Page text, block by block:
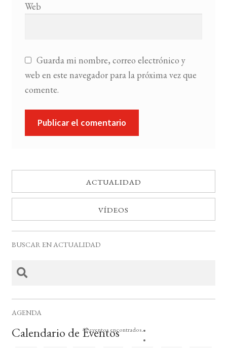
Web
Guarda mi nombre, correo electrónico y
web en este navegador para la próxima vez que
comente.
ACTUALIDAD
VÍDEOS
BUSCAR EN ACTUALIDAD
AGENDA
42 eventos encontrados.
Calendario de Eventos